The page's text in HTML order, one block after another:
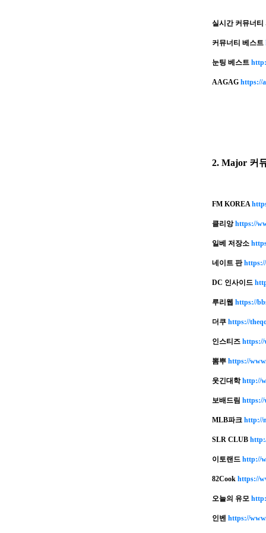
실시간 커뮤너
커뮤너티 베스트
눈팅 베스트
AAGAG https://
2. Major 커
FM KOREA
클리앙https://
일베 저장소
네이트 판
DC 인사이드
루리웹 https://
더쿠 https://
인스티즈 https://
뽐뿌 https://
웃긴대학http://
보배드림 https://
MLB파크 http://
SLR CLUB
이토랜드 http://
82Cook https://
오늘의 유모
인벤 https://